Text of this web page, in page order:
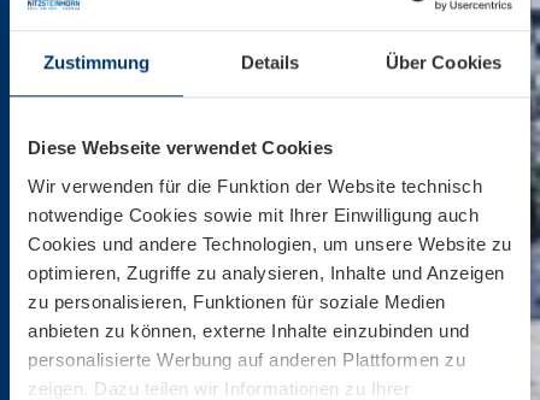
Zustimmung Details Über Cookies
Diese Webseite verwendet Cookies
Wir verwenden für die Funktion der Website technisch
notwendige Cookies sowie mit Ihrer Einwilligung auch
Cookies und andere Technologien, um unsere Website zu
optimieren, Zugriffe zu analysieren, Inhalte und Anzeigen
zu personalisieren, Funktionen für soziale Medien
anbieten zu können, externe Inhalte einzubinden und
personalisierte Werbung auf anderen Plattformen zu
zeigen. Dazu teilen wir Informationen zu Ihrer